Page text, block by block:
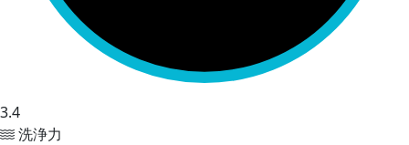
3.4
洗浄力